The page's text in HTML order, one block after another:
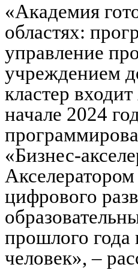
«Академия
областях:
управление
учреждением
кластер
начале 2024
«Бизнес-
цифрового
прошлого года
человек», –